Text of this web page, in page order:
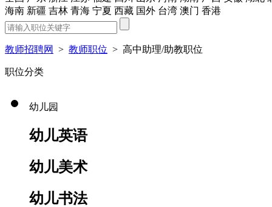
海南 新疆 吉林 青海 宁夏 西藏 国外 台湾 澳门 香港
教师招聘网 > 教师职位 > 高中助理/助教职位
职位分类
幼儿园
幼儿英语
幼儿美术
幼儿书法